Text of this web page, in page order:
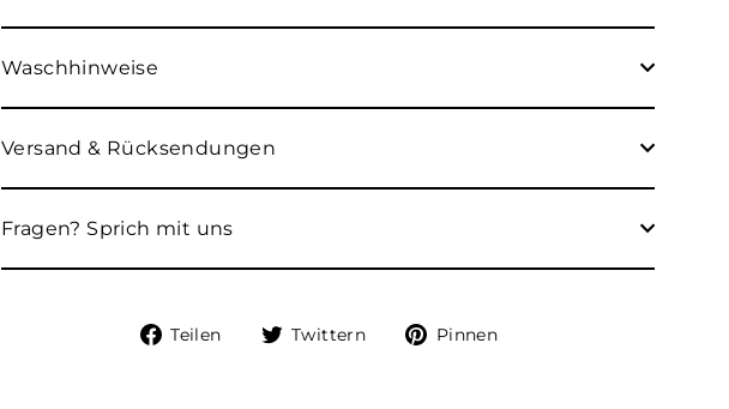
Waschhinweise
Versand & Rücksendungen
Fragen? Sprich mit uns
Teilen
Auf
Twittern
Auf
Pinnen